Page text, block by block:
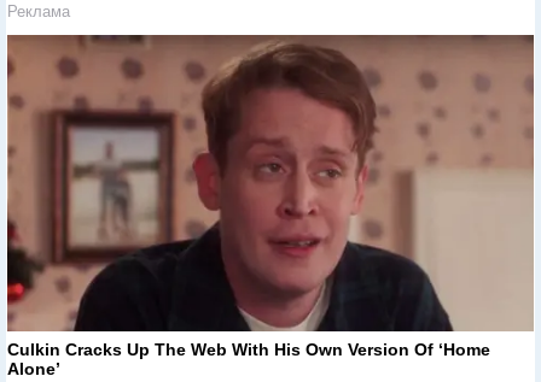
Реклама
Culkin Cracks Up The Web With His Own Version Of ‘Home
Alone’